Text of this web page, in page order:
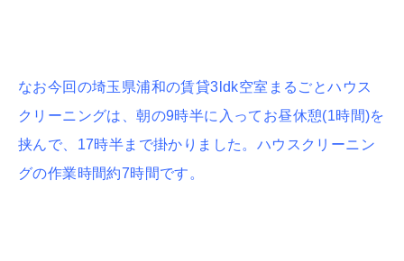
なお今回の埼玉県浦和の賃貸3ldk空室まるごとハウス
クリーニングは、朝の9時半に入ってお昼休憩(1時間)を
挟んで、17時半まで掛かりました。ハウスクリーニン
グの作業時間約7時間です。